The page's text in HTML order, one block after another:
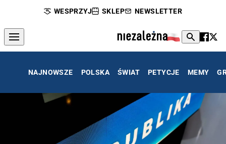
WESPRZYJ SKLEP NEWSLETTER
NAJNOWSZE POLSKA ŚWIAT PETYCJE MEMY